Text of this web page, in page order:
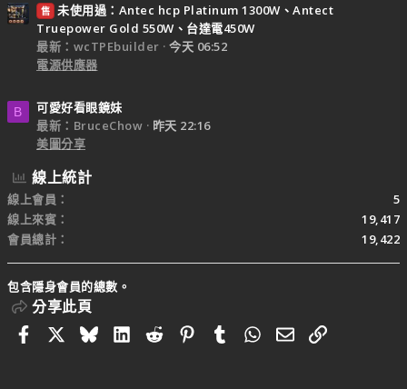
售 未使用過：Antec hcp Platinum 1300W、Antect
Truepower Gold 550W、台達電450W
最新：wcTPEbuilder
今天 06:52
電源供應器
B
可愛好看眼鏡妹
最新：BruceChow
昨天 22:16
美圖分享
線上統計
線上會員
5
線上來賓
19,417
會員總計
19,422
包含隱身會員的總數。
分享此頁
FacebookBlueskyLinkedIn
RedditPinterestTumblrWhatsApp
電子郵件
連結